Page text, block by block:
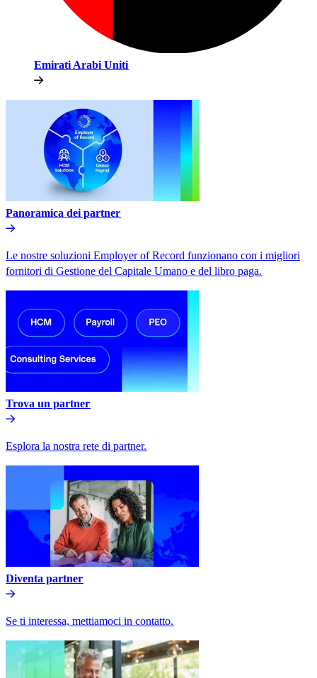
Emirati Arabi Uniti​​
Panoramica dei partner​​
Le nostre soluzioni Employer of Record funzionano con i migliori
fornitori di Gestione del Capitale Umano e del libro paga.​​
Trova un partner​​
Esplora la nostra rete di partner.​​
Diventa partner​​
Se ti interessa, mettiamoci in contatto.​​